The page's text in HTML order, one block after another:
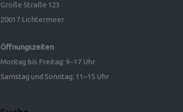
Große Straße 123
20017 Lichtermeer
Öffnungszeiten
Montag bis Freitag: 9–17 Uhr
Samstag und Sonntag: 11–15 Uhr